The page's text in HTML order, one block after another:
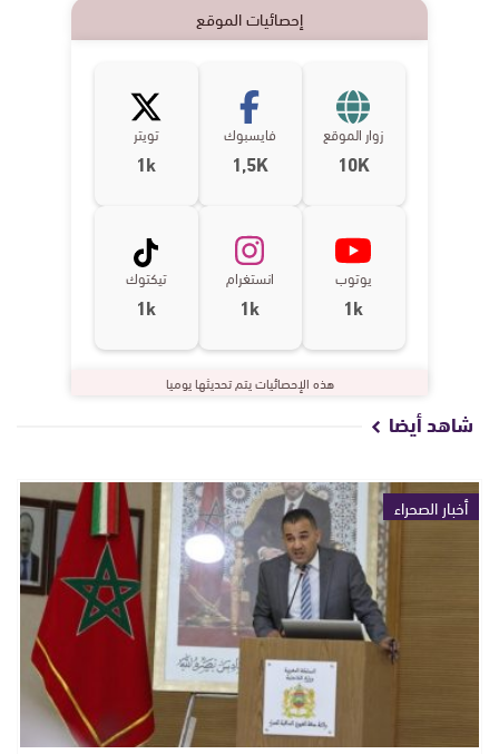
إحصائيات الموقع
زوار الموقع
10K
فايسبوك
1,5K
تويتر
1k
يوتوب
1k
انستغرام
1k
تيكتوك
1k
هذه الإحصائيات يتم تحديثها يوميا
شاهد أيضا
أخبار الصحراء